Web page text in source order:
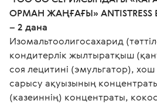
ОРМАН ЖАҢҒАҒЫ» ANTISTRESS
– 2 дана
Изомальтоолигосахарид
кондитерлік жылтыратқыш
соя лецитині (эмульгатор), хош
сарысу ақуызының
(казеиннің) концентраты,